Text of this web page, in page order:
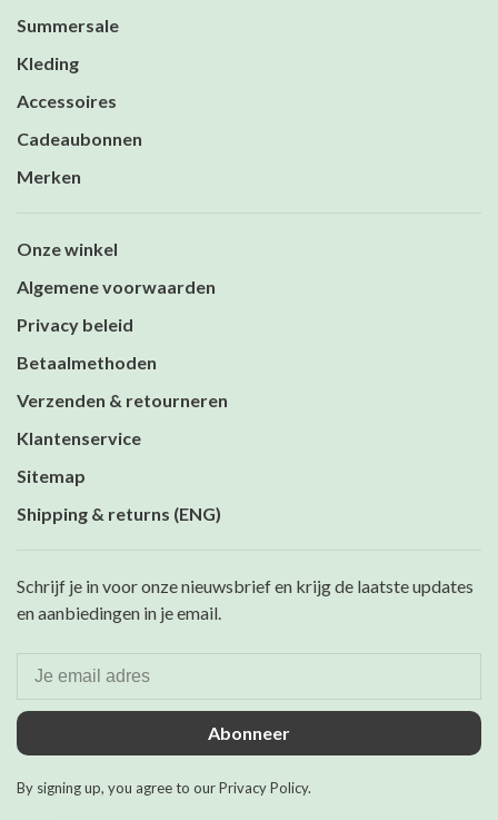
Summersale
Kleding
Accessoires
Cadeaubonnen
Merken
Onze winkel
Algemene voorwaarden
Privacy beleid
Betaalmethoden
Verzenden & retourneren
Klantenservice
Sitemap
Shipping & returns (ENG)
Schrijf je in voor onze nieuwsbrief en krijg de laatste updates
en aanbiedingen in je email.
Abonneer
By signing up, you agree to our Privacy Policy.